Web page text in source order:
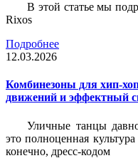
В этой статье мы
Rixos
Подробнее
12.03.2026
Комбинезоны для хип-
движений и эффектный
Уличные танцы
это полноценная
конечно, дресс-кодом